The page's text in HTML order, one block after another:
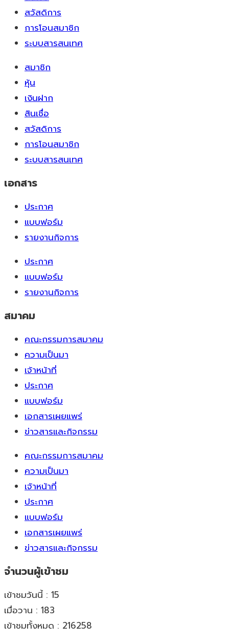
สวัสดิการ
การโอนสมาชิก
ระบบสารสนเทศ
สมาชิก
หุ้น
เงินฝาก
สินเชื่อ
สวัสดิการ
การโอนสมาชิก
ระบบสารสนเทศ
เอกสาร
ประกาศ
แบบฟอร์ม
รายงานกิจการ
ประกาศ
แบบฟอร์ม
รายงานกิจการ
สมาคม
คณะกรรมการสมาคม
ความเป็นมา
เจ้าหน้าที่
ประกาศ
แบบฟอร์ม
เอกสารเผยแพร่
ข่าวสารและกิจกรรม
คณะกรรมการสมาคม
ความเป็นมา
เจ้าหน้าที่
ประกาศ
แบบฟอร์ม
เอกสารเผยแพร่
ข่าวสารและกิจกรรม
จำนวนผู้เข้าชม
เข้าชมวันนี้ : 15
เมื่อวาน : 183
เข้าชมทั้งหมด : 216258